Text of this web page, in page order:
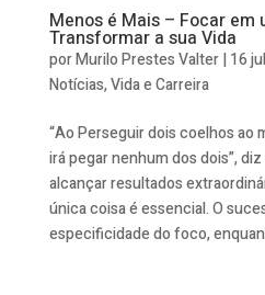
Menos é Mais – Focar em
Transformar a sua Vida
porMurilo Prestes Valter|16
Notícias,Vida e Carreira
“Ao Perseguir dois coelhos ao
irá pegar nenhum dos dois”,
alcançar resultados
única coisa é essencial. O
especificidade do foco,